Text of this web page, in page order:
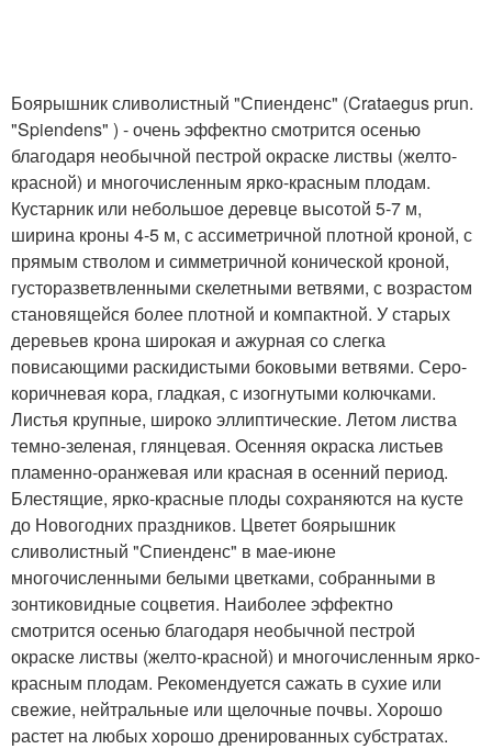
Боярышник сливолистный "Спиенденс" (Crataegus prun.
"Spiendens" ) - очень эффектно смотрится осенью
благодаря необычной пестрой окраске листвы (желто-
красной) и многочисленным ярко-красным плодам.
Кустарник или небольшое деревце высотой 5-7 м,
ширина кроны 4-5 м, с ассиметричной плотной кроной, с
прямым стволом и симметричной конической кроной,
густоразветвленными скелетными ветвями, с возрастом
становящейся более плотной и компактной. У старых
деревьев крона широкая и ажурная со слегка
повисающими раскидистыми боковыми ветвями. Серо-
коричневая кора, гладкая, с изогнутыми колючками.
Листья крупные, широко эллиптические. Летом листва
темно-зеленая, глянцевая. Осенняя окраска листьев
пламенно-оранжевая или красная в осенний период.
Блестящие, ярко-красные плоды сохраняются на кусте
до Новогодних праздников. Цветет боярышник
сливолистный "Спиенденс" в мае-июне
многочисленными белыми цветками, собранными в
зонтиковидные соцветия. Наиболее эффектно
смотрится осенью благодаря необычной пестрой
окраске листвы (желто-красной) и многочисленным ярко-
красным плодам. Рекомендуется сажать в сухие или
свежие, нейтральные или щелочные почвы. Хорошо
растет на любых хорошо дренированных субстратах.